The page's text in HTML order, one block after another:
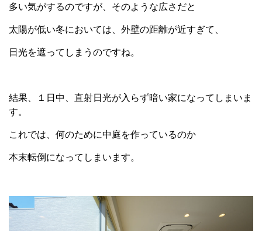
多い気がするのですが、そのような広さだと
太陽が低い冬においては、外壁の距離が近すぎて、
日光を遮ってしまうのですね。
結果、１日中、直射日光が入らず暗い家になってしまいま
す。
これでは、何のために中庭を作っているのか
本末転倒になってしまいます。